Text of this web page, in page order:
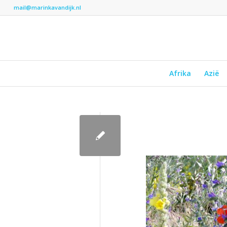
mail@marinkavandijk.nl
Afrika Azië